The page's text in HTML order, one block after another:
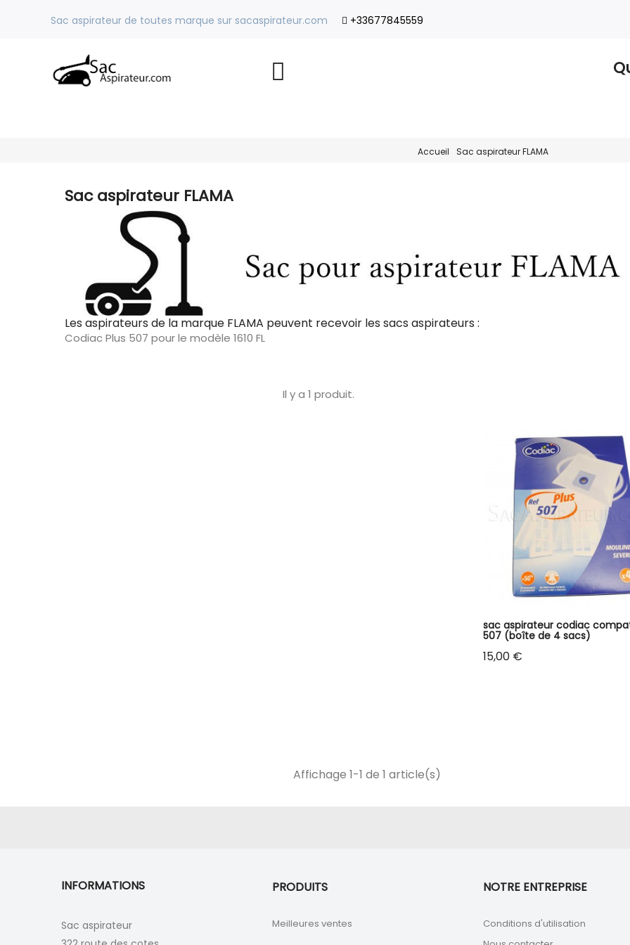
Sac aspirateur de toutes marque sur sacaspirateur.com +33677845559
Accueil Sac aspirateur FLAMA
Sac aspirateur FLAMA
Les aspirateurs de la marque FLAMA peuvent recevoir les sacs aspirateurs :
Codiac Plus 507 pour le modèle 1610 FL
Il y a 1 produit.
sac aspirateur codiac
507 (boîte de 4 sacs)
Prix
15,00 €
Affichage 1-1 de 1 article(s)
INFORMATIONS
Sac aspirateur
PRODUITS
Meilleures ventes
NOTRE ENTREPRISE
Conditions d'utilisation